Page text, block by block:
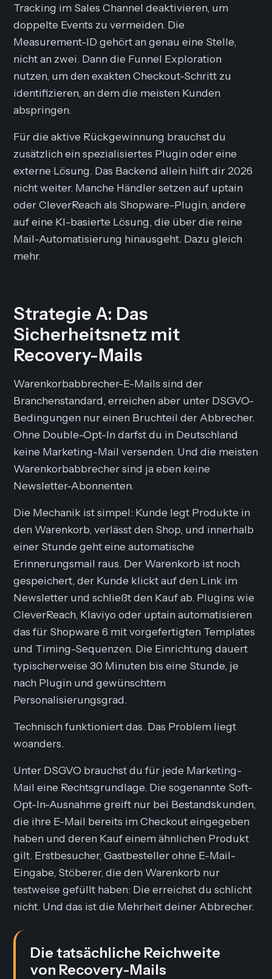
Tracking im Sales Channel deaktivieren, um
doppelte Events zu vermeiden. Die
Measurement-ID gehört an genau eine Stelle,
nicht an zwei. Dann die Funnel Exploration
nutzen, um den exakten Checkout-Schritt zu
identifizieren, an dem die meisten Kunden
abspringen.
Für die aktive Rückgewinnung brauchst du
zusätzlich ein spezialisiertes Plugin oder eine
externe Lösung. Das Backend allein hilft dir 2026
nicht weiter. Manche Händler setzen auf uptain
oder CleverReach als Shopware-Plugin, andere
auf eine KI-basierte Lösung, die über die reine
Mail-Automatisierung hinausgeht. Dazu gleich
mehr.
Strategie A: Das
Sicherheitsnetz mit
Recovery-Mails
Warenkorbabbrecher-E-Mails sind der
Branchenstandard, erreichen aber unter DSGVO-
Bedingungen nur einen Bruchteil der Abbrecher.
Ohne Double-Opt-In darfst du in Deutschland
keine Marketing-Mail versenden. Und die meisten
Warenkorbabbrecher sind ja eben keine
Newsletter-Abonnenten.
Die Mechanik ist simpel: Kunde legt Produkte in
den Warenkorb, verlässt den Shop, und innerhalb
einer Stunde geht eine automatische
Erinnerungsmail raus. Der Warenkorb ist noch
gespeichert, der Kunde klickt auf den Link im
Newsletter und schließt den Kauf ab. Plugins wie
CleverReach, Klaviyo oder uptain automatisieren
das für Shopware 6 mit vorgefertigten Templates
und Timing-Sequenzen. Die Einrichtung dauert
typischerweise 30 Minuten bis eine Stunde, je
nach Plugin und gewünschtem
Personalisierungsgrad.
Technisch funktioniert das. Das Problem liegt
woanders.
Unter DSGVO brauchst du für jede Marketing-
Mail eine Rechtsgrundlage. Die sogenannte Soft-
Opt-In-Ausnahme greift nur bei Bestandskunden,
die ihre E-Mail bereits im Checkout eingegeben
haben und deren Kauf einem ähnlichen Produkt
gilt. Erstbesucher, Gastbesteller ohne E-Mail-
Eingabe, Stöberer, die den Warenkorb nur
testweise gefüllt haben: Die erreichst du schlicht
nicht. Und das ist die Mehrheit deiner Abbrecher.
Die tatsächliche Reichweite
von Recovery-Mails